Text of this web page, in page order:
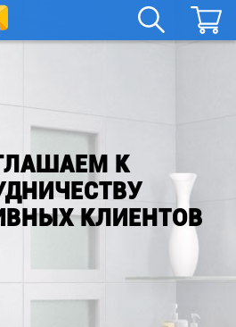
boylera@yandex.ru
Заказать
К
КЛИЕНТОВ